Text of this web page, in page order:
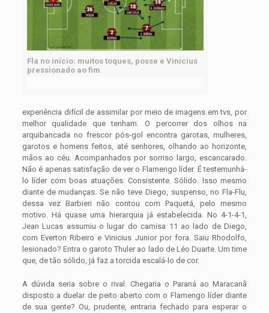
Fla no início: muitos toques, posse e Vinicius
pressionado ao fim
experiência difícil de assimilar por meio de imagens em tvs, por
melhor qualidade que tenham. O percorrer dos olhos na
arquibancada no frescor pós-gol encontra garotas, mulheres,
garotos e homens feitos, até senhores, olhando ao horizonte,
mãos ao céu. Acompanhados por sorriso largo, escancarado.
Não é apenas satisfação de ver o Flamengo líder. É testemunhá-
lo líder com boas atuações. Consistente. Sólido. Isso mesmo
diante de mudanças. Se não teve Diego, suspenso, no Fla-Flu,
dessa vez Barbieri não contou com Paquetá, pelo mesmo
motivo. Há quase uma hierarquia já estabelecida. No 4-1-4-1,
Jean Lucas assumiu o lugar do camisa 11 ao lado de Diego,
com Everton Ribeiro e Vinicius Junior por fora. Saiu Rhodolfo,
lesionado? Entra o garoto Thuler ao lado de Léo Duarte. Um time
que, de tão sólido, já faz a torcida escalá-lo de cor.
A dúvida seria sobre o rival. Chegaria o Paraná ao Maracanã
disposto a duelar de peito aberto com o Flamengo líder diante
de sua gente? Ou, prudente, entraria fechado para esperar o